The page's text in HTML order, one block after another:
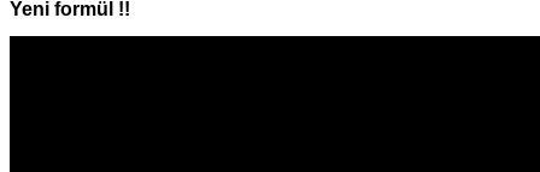
Yeni formül !!